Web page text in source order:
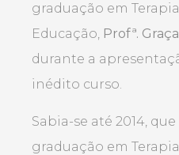
graduação em
Educação, Profª.
durante a
inédito curso.
Sabia-se até 2014,
graduação em